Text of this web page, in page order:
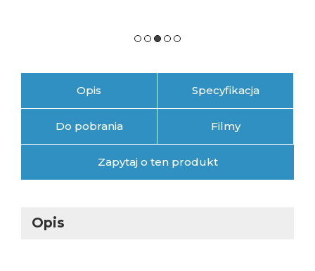
Opis Specyfikacja
Do pobrania Filmy
Zapytaj o ten produkt
Opis